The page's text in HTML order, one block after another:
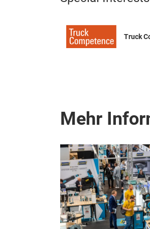
Truck
Mehr